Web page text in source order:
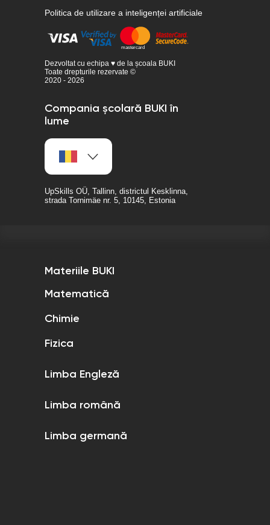
Politica de utilizare a inteligenței artificiale
Dezvoltat cu echipa ♥ de la școala BUKI
Toate drepturile rezervate ©
2020 - 2026
Compania școlară BUKI în
lume
UpSkills OÜ, Tallinn, districtul Kesklinna,
strada Tornimäe nr. 5, 10145, Estonia
Materiile BUKI
Matematică
Chimie
Fizica
Limba Engleză
Limba română
Limba germană